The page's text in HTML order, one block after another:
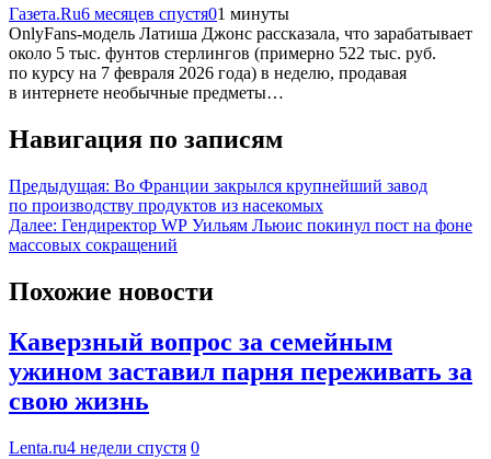
Газета.Ru6 месяцев спустя01 минуты
OnlyFans-модель Латиша Джонс рассказала, что зарабатывает
около 5 тыс. фунтов стерлингов (примерно 522 тыс. руб.
по курсу на 7 февраля 2026 года) в неделю, продавая
в интернете необычные предметы…
Навигация по записям
Предыдущая: Во Франции закрылся крупнейший завод
по производству продуктов из насекомых
Далее: Гендиректор WP Уильям Льюис покинул пост на фоне
массовых сокращений
Похожие новости
Каверзный вопрос за семейным
ужином заставил парня переживать за
свою жизнь
Lenta.ru4 недели спустя 0